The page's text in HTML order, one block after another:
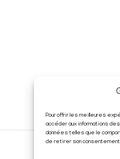
Pour offrir les meilleures
accéder aux informations
données telles que le
de retirer son